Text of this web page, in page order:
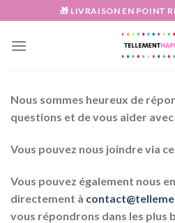
au
contenu
🎁 LIVRAISON EN POINT
Nous sommes heureux de
questions et de vous aider
Vous pouvez nous joindre via
Vous pouvez également nous
directement à
vous répondrons dans les plus